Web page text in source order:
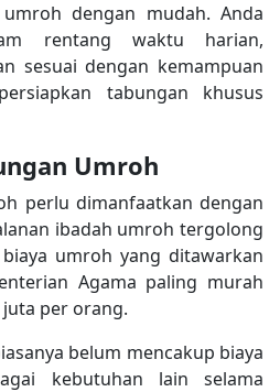
dengan mudah. Anda
rentang waktu harian,
sesuai dengan kemampuan
tabungan khusus
Umroh
perlu dimanfaatkan dengan
ibadah umroh tergolong
umroh yang ditawarkan
Agama paling murah
per orang.
belum mencakup biaya
kebutuhan lain selama